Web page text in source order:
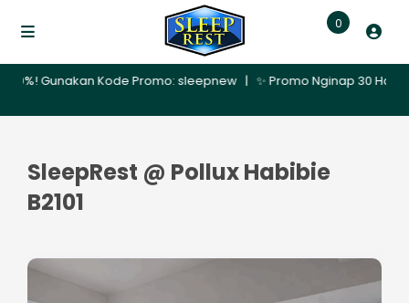
Kode Promo: sleepnew | ✨ Promo Nginap 30 Hari –
0
SleepRest @ Pollux Habibie
B2101